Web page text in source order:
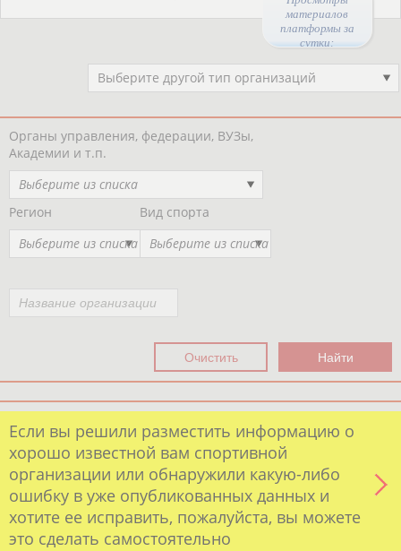
материалов
платформы за
сутки:
Выберите другой тип организаций
Органы управления, федерации, ВУЗы,
Академии и т.п.
Выберите из списка
Регион
Выберите из списка
Вид спорта
Выберите из списка
Если вы решили разместить информацию о
хорошо известной вам спортивной
организации или обнаружили какую-либо
ошибку в уже опубликованных данных и
хотите ее исправить, пожалуйста, вы можете
это сделать самостоятельно